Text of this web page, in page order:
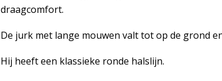
draagcomfort.
De jurk met lange mouwen valt tot op de grond
Hij heeft een klassieke ronde halslijn.